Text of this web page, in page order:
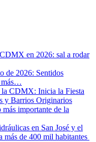
en 2026: sal a rodar
de 2026: Sentidos
más…
la CDMX: Inicia la Fiesta
y Barrios Originarios
más importante de la
en San José y el
más de 400 mil habitantes